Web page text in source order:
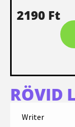
2190 Ft
RÖVID
Writer